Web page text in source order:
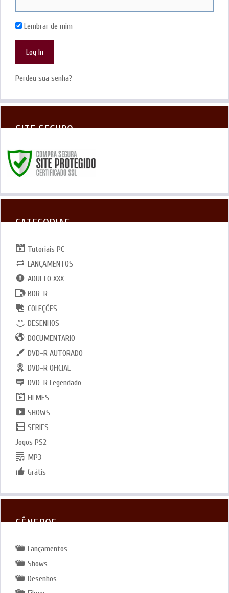
Lembrar de mim
Perdeu sua senha?
SITE SEGURO
CATEGORIAS
Tutoriais PC
LANÇAMENTOS
ADULTO XXX
BDR-R
COLEÇÕES
DESENHOS
DOCUMENTARIO
DVD-R AUTORADO
DVD-R OFICIAL
DVD-R Legendado
FILMES
SHOWS
SERIES
Jogos PS2
MP3
Grátis
GÊNEROS
Lançamentos
Shows
Desenhos